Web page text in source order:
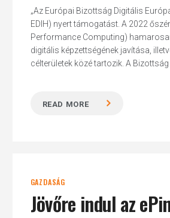
„Az Európai Bizottság Digitális
EDIH) nyert támogatást. A 2022
Performance Computing)
digitális képzettségének javítása,
célterületek közé tartozik. A Bizottság
READ MORE
GAZDASÁG
Jövőre indul az